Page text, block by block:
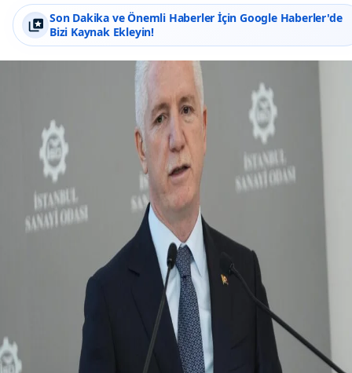
Son Dakika ve Önemli Haberler İçin Google Haberler'de
Bizi Kaynak Ekleyin!